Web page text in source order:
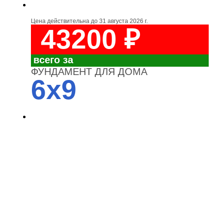
Цена действительна до 31 августа 2026 г.
43200 ₽
всего за
ФУНДАМЕНТ ДЛЯ ДОМА
6x9